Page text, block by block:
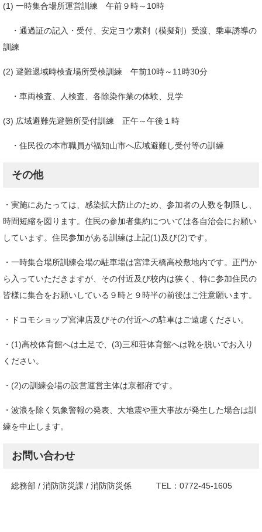
(1) 一時集合場所運営訓練 午前９時～10時
・通過証の記入・受付、安定ヨウ素剤（模擬剤）受渡、乗車誘導の
訓練
(2) 避難退域時検査場所受検訓練 午前10時～11時30分
・車両検査、人検査、各除染作業の体験、見学
(3) 広域避難先避難所受付訓練 正午～午後１時
・住民役の本市職員が福知山市へ広域避難し受付等の訓練
その他
・実施にあたっては、感染拡大防止のため、参加者の人数を制限し、
時間短縮を図ります。住民の参加者集約については各自治会にお願い
しています。住民参加がある訓練は上記(1)及び(2)です。
・一時集合場所訓練会場の駐車場は宮津天橋高校敷地内です。正門か
ら入っていただきますが、その付近及び校内は狭く、特に参加住民の
皆様に集合をお願いしている９時と９時半の前後はご注意願います。
・ドコモショップ宮津店及びその付近への駐車はご遠慮ください。
・(1)高校体育館へは土足で、(3)三和荘体育館へは靴を脱いでお入り
ください。
・(2)の訓練会場の設営運営主体は京都府です。
・波浪を除く気象警報の発表、大地震や重大事故が発生した場合は訓
練を中止します。
お問い合わせ
総務部 / 消防防災課 / 消防防災係 TEL：0772-45-1605